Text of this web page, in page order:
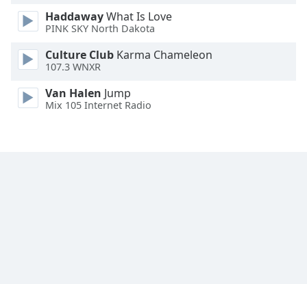
Text
Edge
Family
HaddawayWhat Is Love
PINK SKY North Dakota
Culture Club Karma Chameleon
107.3 WNXR
Van Halen Jump
Mix 105 Internet Radio